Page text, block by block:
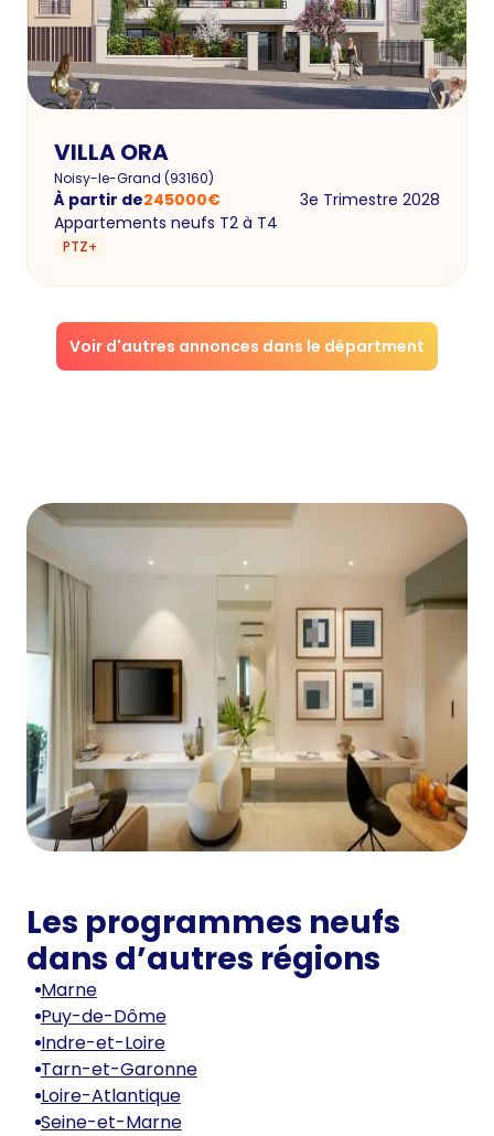
VILLA ORA
Noisy-le-Grand (93160)
À partir de245000€
3e Trimestre 2028
Appartements neufs T2 à T4
PTZ+
Voir d'autres annonces dans le départment
Les programmes neufs
dans d’autres régions
Marne
Puy-de-Dôme
Indre-et-Loire
Tarn-et-Garonne
Loire-Atlantique
Seine-et-Marne